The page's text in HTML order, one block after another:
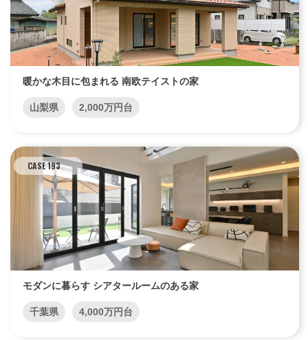
暖かな木目に包まれる 南欧テイストの家
山梨県 2,000万円台
CASE 193
モダンに暮らす シアタールームのある家
千葉県 4,000万円台